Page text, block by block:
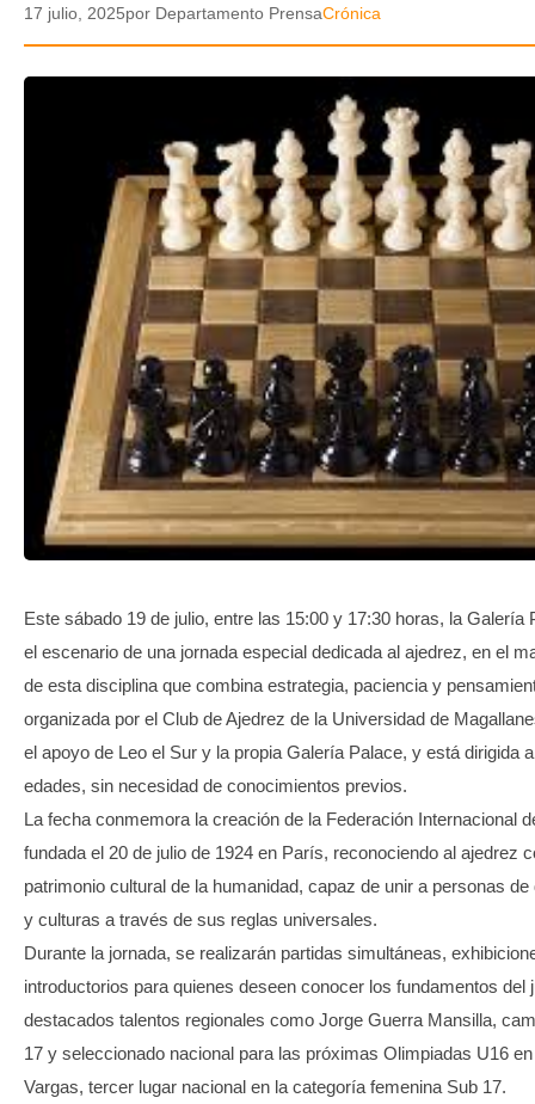
POLICIAL
VIDEOS
GALERIA DE FOTOS
APP MÓVIL
TRANSPARENCIA
17 julio, 2025por Departamento PrensaCrónica
Este sábado 19 de julio, entre las 15:00 y 17:30 horas, la Galería
el escenario de una jornada especial dedicada al ajedrez, en el
de esta disciplina que combina estrategia, paciencia y
organizada por el Club de Ajedrez de la Universidad de
el apoyo de Leo el Sur y la propia Galería Palace, y está dirigida
edades, sin necesidad de conocimientos previos.
La fecha conmemora la creación de la Federación Internacional
fundada el 20 de julio de 1924 en París, reconociendo al ajedrez
patrimonio cultural de la humanidad, capaz de unir a personas
y culturas a través de sus reglas universales.
Durante la jornada, se realizarán partidas simultáneas,
introductorios para quienes deseen conocer los fundamentos del
destacados talentos regionales como Jorge Guerra Mansilla,
17 y seleccionado nacional para las próximas Olimpiadas U16
Vargas, tercer lugar nacional en la categoría femenina Sub 17.